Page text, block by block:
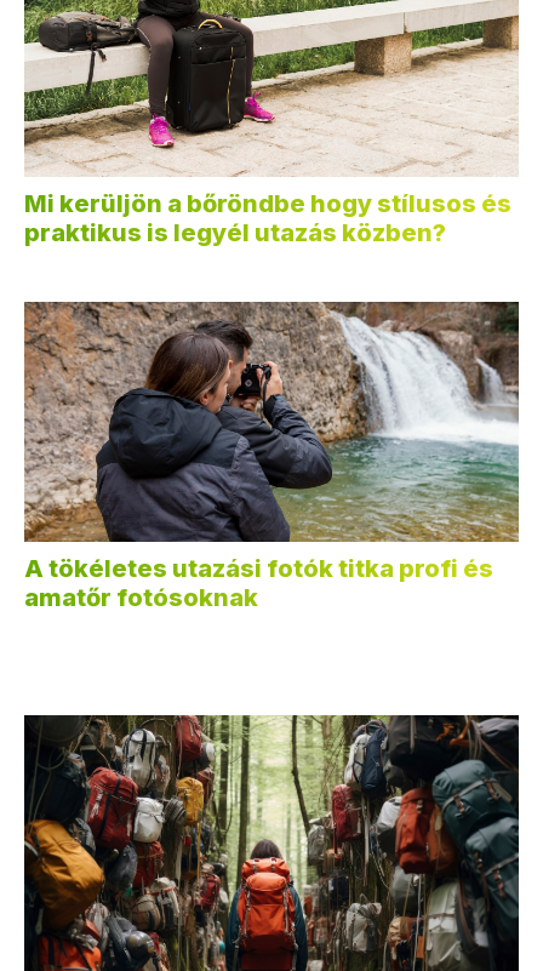
Mi kerüljön a bőröndbe hogy stílusos és
praktikus is legyél utazás közben?
A tökéletes utazási fotók titka profi és
amatőr fotósoknak